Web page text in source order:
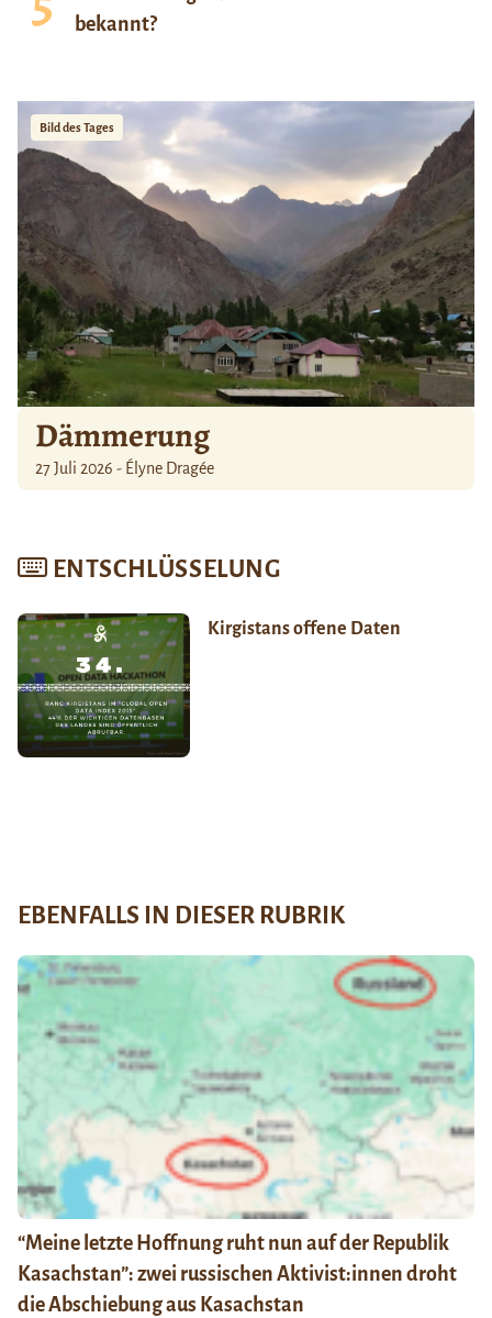
bekannt?
Bild des Tages
Dämmerung
27 Juli 2026 - Élyne Dragée
ENTSCHLÜSSELUNG
Kirgistans offene Daten
EBENFALLS IN DIESER RUBRIK
“Meine letzte Hoffnung ruht nun auf der Republik
Kasachstan”: zwei russischen Aktivist:innen droht
die Abschiebung aus Kasachstan